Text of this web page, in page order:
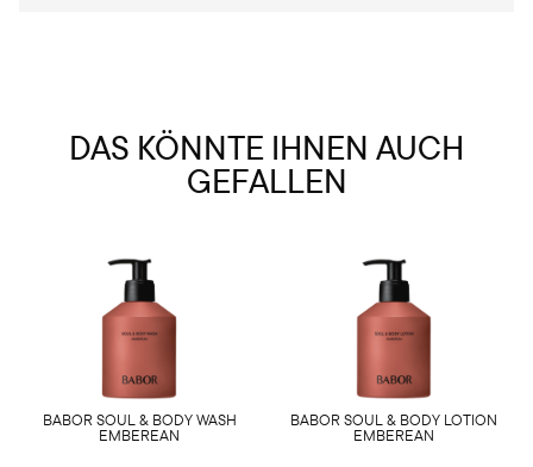
DAS KÖNNTE IHNEN AUCH
GEFALLEN
BABOR SOUL & BODY WASH
EMBEREAN
BABOR SOUL & BODY LOTION
EMBEREAN